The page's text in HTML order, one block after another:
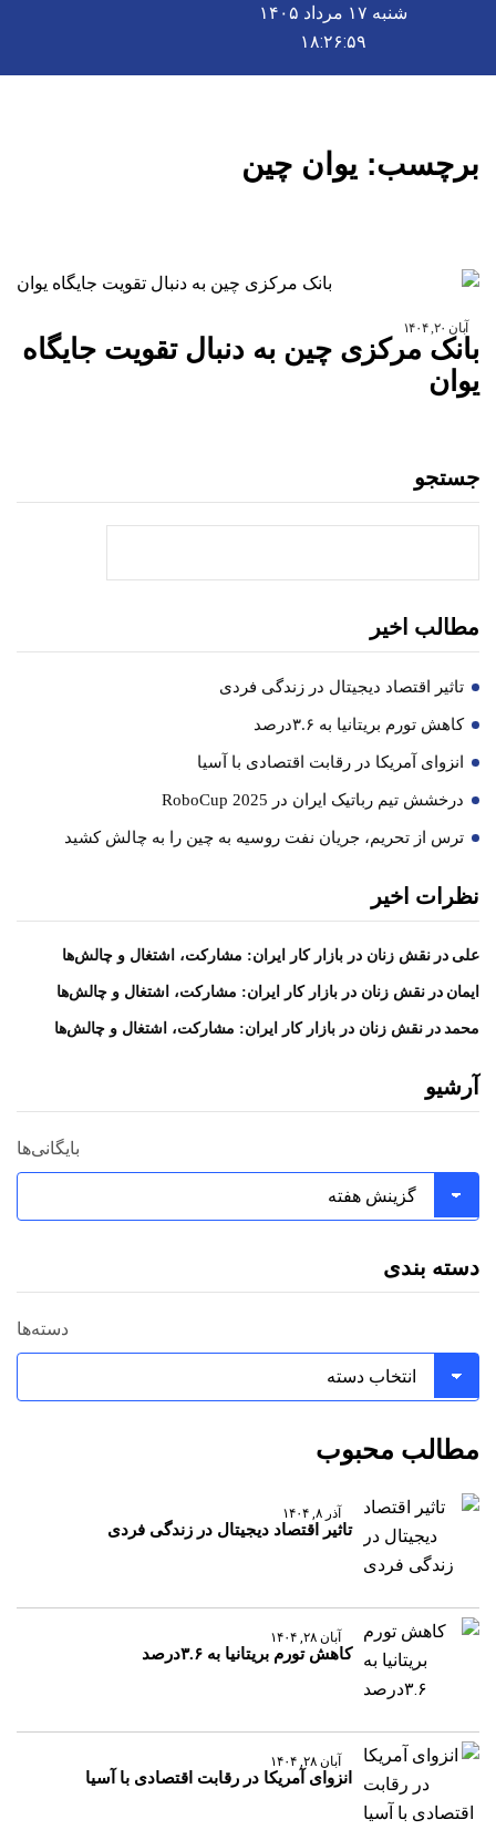
شنبه ۱۷ مرداد ۱۴۰۵
۱۸:۲۶:۵۹
برچسب: یوان چین
آبان ۲۰, ۱۴۰۴
بانک مرکزی چین به دنبال تقویت جایگاه
یوان
جستجو
مطالب اخیر
تاثیر اقتصاد دیجیتال در زندگی فردی
کاهش تورم بریتانیا به ۳.۶درصد
انزوای آمریکا در رقابت اقتصادی با آسیا
درخشش تیم رباتیک ایران در RoboCup 2025
ترس از تحریم، جریان نفت روسیه به چین را به چالش کشید
نظرات اخیر
علی در نقش زنان در بازار کار ایران: مشارکت، اشتغال و چالش‌ها
ایمان در نقش زنان در بازار کار ایران: مشارکت، اشتغال و چالش‌ها
محمد در نقش زنان در بازار کار ایران: مشارکت، اشتغال و چالش‌ها
آرشیو
بایگانی‌ها
دسته بندی
دسته‌ها
مطالب محبوب
آذر ۸, ۱۴۰۴
تاثیر اقتصاد دیجیتال در زندگی فردی
آبان ۲۸, ۱۴۰۴
کاهش تورم بریتانیا به ۳.۶درصد
آبان ۲۸, ۱۴۰۴
انزوای آمریکا در رقابت اقتصادی با آسیا